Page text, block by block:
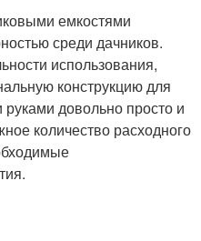
емкостями
среди дачников.
использования,
конструкцию для
довольно просто и
количество расходного